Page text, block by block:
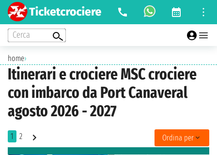
Cerca
home›
Itinerari e crociere MSC crociere
con imbarco da Port Canaveral
agosto 2026 - 2027
1 2 Ordina per